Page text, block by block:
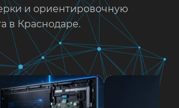
и ориентировочную
в Краснодаре.